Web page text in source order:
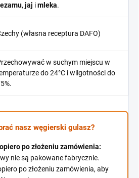
, jaj imleka.
(własna receptura DAFO)
w suchym miejscu w
do 24°C i wilgotności do
nasz węgierski gulasz?
po złożeniu zamówienia:
nie są pakowane fabrycznie.
po złożeniu zamówienia, aby